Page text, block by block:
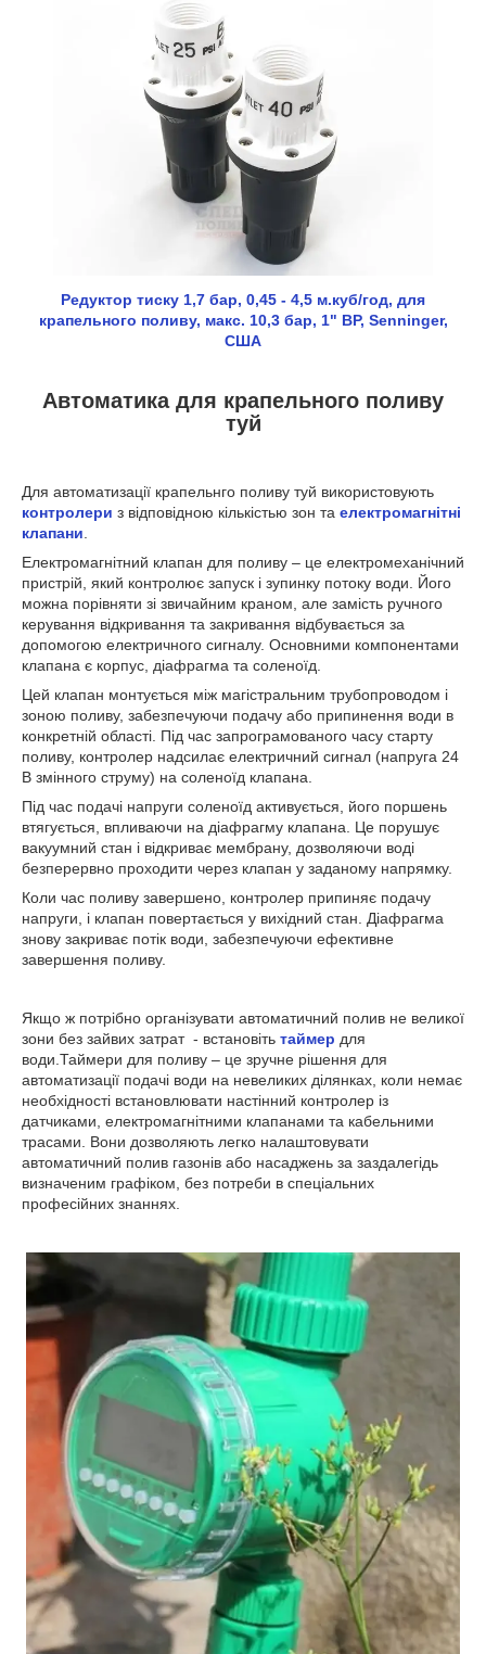
Редуктор тиску 1,7 бар, 0,45 - 4,5 м.куб/год, для
крапельного поливу, макс. 10,3 бар, 1" ВР, Senninger,
США
Автоматика для крапельного поливу
туй
Для автоматизації крапельнго поливу туй використовують
контролери з відповідною кількістью зон та електромагнітні
клапани
Електромагнітний клапан для поливу – це електромеханічний
пристрій, який контролює запуск і зупинку потоку води. Його
можна порівняти зі звичайним краном, але замість ручного
керування відкривання та закривання відбувається за
допомогою електричного сигналу. Основними компонентами
клапана є корпус, діафрагма та соленоїд.
Цей клапан монтується між магістральним трубопроводом і
зоною поливу, забезпечуючи подачу або припинення води в
конкретній області. Під час запрограмованого часу старту
поливу, контролер надсилає електричний сигнал (напруга 24
В змінного струму) на соленоїд клапана.
Під час подачі напруги соленоїд активується, його поршень
втягується, впливаючи на діафрагму клапана. Це порушує
вакуумний стан і відкриває мембрану, дозволяючи воді
безперервно проходити через клапан у заданому напрямку.
Коли час поливу завершено, контролер припиняє подачу
напруги, і клапан повертається у вихідний стан. Діафрагма
знову закриває потік води, забезпечуючи ефективне
завершення поливу.
Якщо ж потрібно організувати автоматичний полив не великої
зони без зайвих затрат - встановіть таймер для
води.Таймери для поливу – це зручне рішення для
автоматизації подачі води на невеликих ділянках, коли немає
необхідності встановлювати настінний контролер із
датчиками, електромагнітними клапанами та кабельними
трасами. Вони дозволяють легко налаштовувати
автоматичний полив газонів або насаджень за заздалегідь
визначеним графіком, без потреби в спеціальних
професійних знаннях.